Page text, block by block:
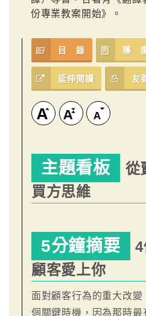
份專業教案開始》。
目 錄 導
延伸閱讀 友
主題看板
從
買方思維
5分鐘摘要
顧客愛上你
面對顧客行為的重大改
個關鍵時機，因為那時